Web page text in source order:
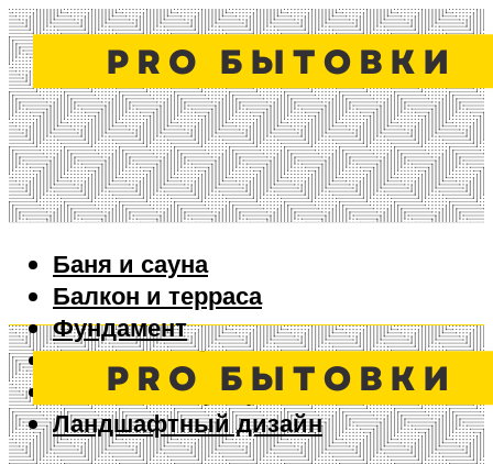
Баня и сауна
Балкон и терраса
Фундамент
Ворота и забор
Дизайн интерьера
Ландшафтный дизайн